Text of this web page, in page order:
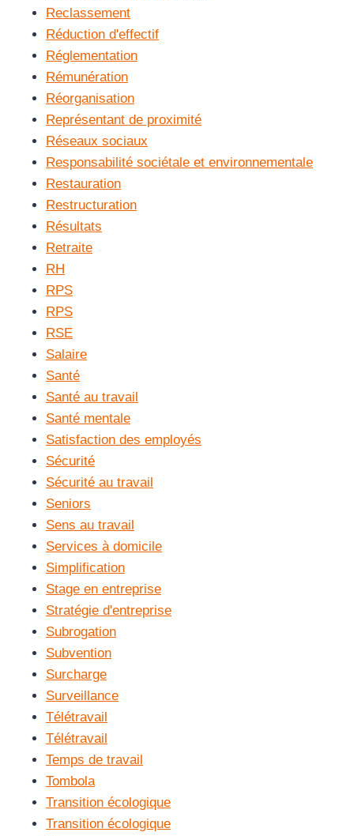
Reclassement
Réduction d'effectif
Réglementation
Rémunération
Réorganisation
Représentant de proximité
Réseaux sociaux
Responsabilité sociétale et environnementale
Restauration
Restructuration
Résultats
Retraite
RH
RPS
RPS
RSE
Salaire
Santé
Santé au travail
Santé mentale
Satisfaction des employés
Sécurité
Sécurité au travail
Seniors
Sens au travail
Services à domicile
Simplification
Stage en entreprise
Stratégie d'entreprise
Subrogation
Subvention
Surcharge
Surveillance
Télétravail
Télétravail
Temps de travail
Tombola
Transition écologique
Transition écologique